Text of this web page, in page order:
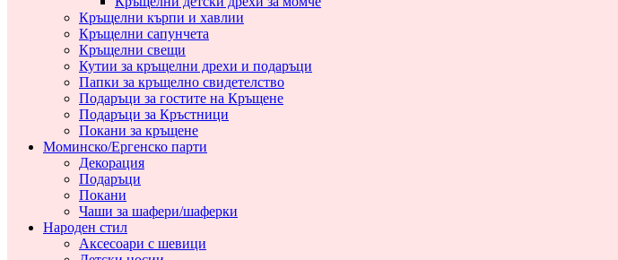
Кръщелни кърпи и хавлии
Кръщелни сапунчета
Кръщелни свещи
Кутии за кръщелни дрехи и подаръци
Папки за кръщелно свидетелство
Подаръци за гостите на Кръщене
Подаръци за Кръстници
Покани за кръщене
Моминско/Ергенско парти
Декорация
Подаръци
Покани
Чаши за шафери/шаферки
Народен стил
Аксесоари с шевици